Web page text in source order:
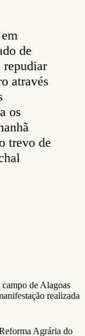
de
repudiar
através
os
trevo de
de Alagoas
realizada
Agrária do